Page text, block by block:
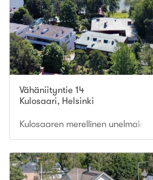
Vähäniityntie 14
Kulosaari, Helsinki
Kulosaaren merellinen